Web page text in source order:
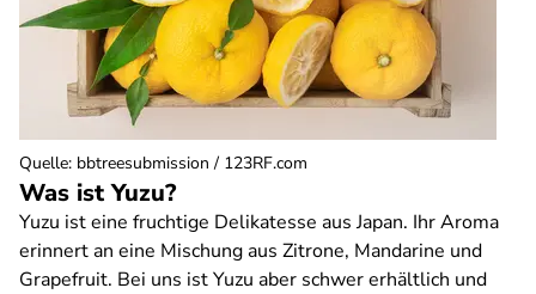
Was ist Yuzu?
Yuzu ist eine fruchtige Delikatesse aus Japan. Ihr Aroma
erinnert an eine Mischung aus Zitrone, Mandarine und
Grapefruit. Bei uns ist Yuzu aber schwer erhältlich und
Quelle: bbtreesubmission / 123RF.com